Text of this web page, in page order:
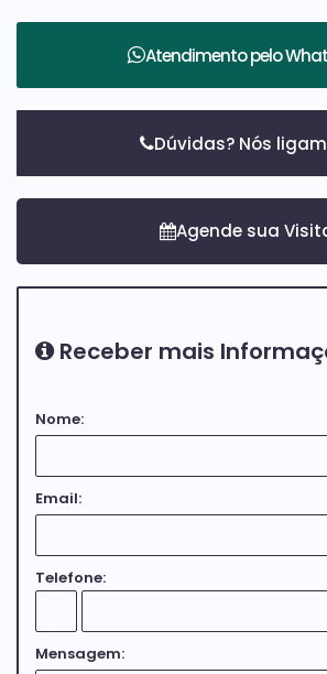
Atendimento pelo
Dúvidas? Nós
Receber mais
Nome:
Email:
Telefone:
Mensagem: